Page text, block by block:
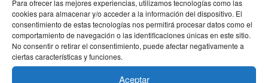
Para ofrecer las mejores experiencias, utilizamos tecnologías como las
cookies para almacenar y/o acceder a la información del dispositivo. El
consentimiento de estas tecnologías nos permitirá procesar datos como el
comportamiento de navegación o las identificaciones únicas en este sitio.
No consentir o retirar el consentimiento, puede afectar negativamente a
ciertas características y funciones.
Aceptar
Triano responde con dureza a Feijóo: «Aznar y
Rajoy no se atrevieron a pisar suelo ceutí»
10/05/2026
Aznar carga contra los pactos con Bildu en el
homenaje a Giménez Abad: «Sin ETA no habría